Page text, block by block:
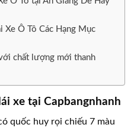
Ô Tô Các Hạng Mục
chất lượng mới thanh
xe tại Capbangnhanh
quốc huy rọi chiếu 7 màu